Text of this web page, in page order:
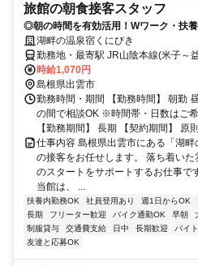
旅館の朝食接客スタッフ
◎朝の時間を有効活用！Wワーク・扶
週1日～勤務可
湖畔の温泉宿くにびき
勤務地・最寄駅 JR山陰本線(米子～
時給1,070円
島根県出雲市
勤務時間・期間 【勤務時間】 朝勤
の間で相談OK ※時間帯・日数はご
【勤務期間】 長期 【契約期間】 原
仕事内容 島根県出雲市にある「湖
の接客をお任せします。 落ち着い
のスタートをサポートするお仕事で
当館は、 ...
扶養内勤務OK 社員登用あり 週1日からOK
長期
フリーター歓迎 バイク通勤OK 早朝
制服貸与
交通費支給 日中 長期歓迎 バイ
友達と応募OK